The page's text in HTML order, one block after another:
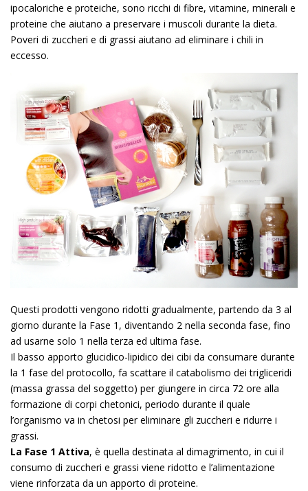
ipocaloriche e proteiche, sono ricchi di fibre, vitamine, minerali e
proteine che aiutano a preservare i muscoli durante la dieta.
Poveri di zuccheri e di grassi aiutano ad eliminare i chili in
eccesso.
Questi prodotti vengono ridotti gradualmente, partendo da 3 al
giorno durante la Fase 1, diventando 2 nella seconda fase, fino
ad usarne solo 1 nella terza ed ultima fase.
Il basso apporto glucidico-lipidico dei cibi da consumare durante
la 1 fase del protocollo, fa scattare il catabolismo dei trigliceridi
(massa grassa del soggetto) per giungere in circa 72 ore alla
formazione di corpi chetonici, periodo durante il quale
l’organismo va in chetosi per eliminare gli zuccheri e ridurre i
grassi.
La Fase 1 Attiva, è quella destinata al dimagrimento, in cui il
consumo di zuccheri e grassi viene ridotto e l’alimentazione
viene rinforzata da un apporto di proteine.